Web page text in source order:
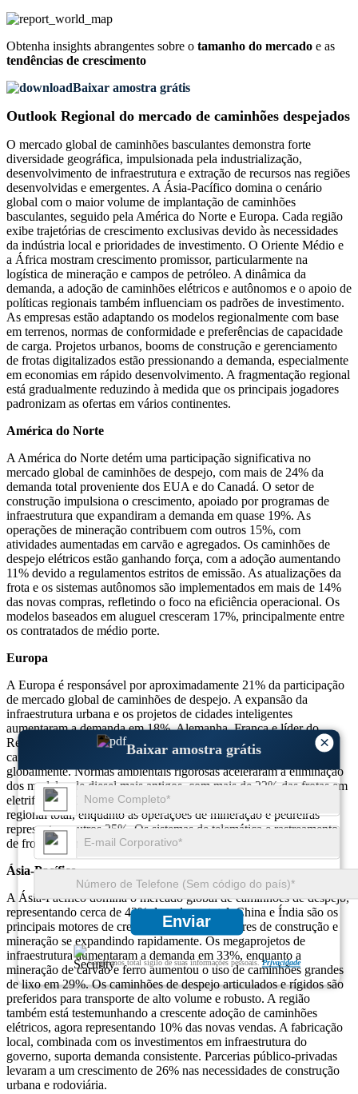
×
Baixar amostra grátis
Enviar
Garantimos total sigilo de suas informações pessoais.Privacidade
Obtenha insights abrangentes sobre o tamanho do mercado e as
tendências de crescimento
Baixar amostra grátis
Outlook Regional do mercado de caminhões despejados
O mercado global de caminhões basculantes demonstra forte
diversidade geográfica, impulsionada pela industrialização,
desenvolvimento de infraestrutura e extração de recursos nas regiões
desenvolvidas e emergentes. A Ásia-Pacífico domina o cenário
global com o maior volume de implantação de caminhões
basculantes, seguido pela América do Norte e Europa. Cada região
exibe trajetórias de crescimento exclusivas devido às necessidades
da indústria local e prioridades de investimento. O Oriente Médio e
a África mostram crescimento promissor, particularmente na
logística de mineração e campos de petróleo. A dinâmica da
demanda, a adoção de caminhões elétricos e autônomos e o apoio de
políticas regionais também influenciam os padrões de investimento.
As empresas estão adaptando os modelos regionalmente com base
em terrenos, normas de conformidade e preferências de capacidade
de carga. Projetos urbanos, booms de construção e gerenciamento
de frotas digitalizados estão pressionando a demanda, especialmente
em economias em rápido desenvolvimento. A fragmentação regional
está gradualmente reduzindo à medida que os principais jogadores
padronizam as ofertas em vários continentes.
América do Norte
A América do Norte detém uma participação significativa no
mercado global de caminhões de despejo, com mais de 24% da
demanda total proveniente dos EUA e do Canadá. O setor de
construção impulsiona o crescimento, apoiado por programas de
infraestrutura que expandiram a demanda em quase 19%. As
operações de mineração contribuem com outros 15%, com
atividades aumentadas em carvão e agregados. Os caminhões de
despejo elétricos estão ganhando força, com a adoção aumentando
11% devido a regulamentos estritos de emissão. As atualizações da
frota e os sistemas autônomos são implementados em mais de 14%
das novas compras, refletindo o foco na eficiência operacional. Os
modelos baseados em aluguel cresceram 17%, principalmente entre
os contratados de médio porte.
Europa
A Europa é responsável por aproximadamente 21% da participação
de mercado global de caminhões de despejo. A expansão da
infraestrutura urbana e os projetos de cidades inteligentes
aumentaram a demanda em 18%. Alemanha, França e líder do
Reino Unido em termos de unidades implantadas. A adoção de
caminhões elétricos e híbridos na região atingiu 16%, a mais alta
globalmente. Normas ambientais rigorosas aceleraram a eliminação
dos modelos de diesel mais antigos, com mais de 22% das frotas em
eletrificação. O setor de construção compreende 55% da demanda
regional total, enquanto as operações de mineração e pedreiras
representam outros 25%. Os sistemas de telemática e rastreamento
de frotas foram integrados em 31% dos veículos.
Ásia-Pacífico
A Ásia-Pacífico domina o mercado global de caminhões de despejo,
representando cerca de 42% do volume total. China e Índia são os
principais motores de crescimento, com os setores de construção e
mineração se expandindo rapidamente. Os megaprojetos de
infraestrutura aumentaram a demanda em 33%, enquanto a
mineração de carvão e ferro aumentou o uso de caminhões grandes
de lixo em 29%. Os caminhões de despejo articulados e rígidos são
preferidos para transporte de alto volume e robusto. A região
também está testemunhando a crescente adoção de caminhões
elétricos, agora representando 10% das novas vendas. A fabricação
local, combinada com os investimentos em infraestrutura do
governo, suporta demanda consistente. Parcerias público-privadas
levaram a um crescimento de 26% nas necessidades de construção
urbana e rodoviária.